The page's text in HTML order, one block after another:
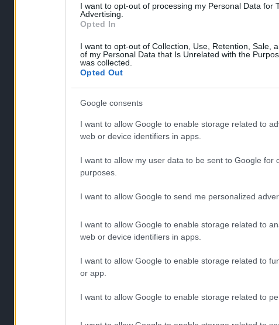
I want to opt-out of processing my Personal Data for
Advertising.
Opted In
I want to opt-out of Collection, Use, Retention, Sale,
of my Personal Data that Is Unrelated with the
was collected.
Opted Out
Google consents
I want to allow Google to enable storage related to
web or device identifiers in apps.
I want to allow my user data to be sent to Google for
purposes.
I want to allow Google to send me personalized
I want to allow Google to enable storage related to
web or device identifiers in apps.
I want to allow Google to enable storage related to
or app.
I want to allow Google to enable storage related to